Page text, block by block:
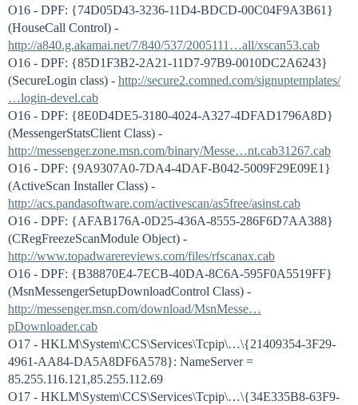
O16 - DPF: {74D05D43-3236-11D4-BDCD-00C04F9A3B61}
(HouseCall Control) -
http://a840.g.akamai.net/7/840/537/2005111…all/xscan53.cab
O16 - DPF: {85D1F3B2-2A21-11D7-97B9-0010DC2A6243}
(SecureLogin class) - http://secure2.comned.com/signuptemplates/
…login-devel.cab
O16 - DPF: {8E0D4DE5-3180-4024-A327-4DFAD1796A8D}
(MessengerStatsClient Class) -
http://messenger.zone.msn.com/binary/Messe…nt.cab31267.cab
O16 - DPF: {9A9307A0-7DA4-4DAF-B042-5009F29E09E1}
(ActiveScan Installer Class) -
http://acs.pandasoftware.com/activescan/as5free/asinst.cab
O16 - DPF: {AFAB176A-0D25-436A-8555-286F6D7AA388}
(CRegFreezeScanModule Object) -
http://www.topadwarereviews.com/files/rfscanax.cab
O16 - DPF: {B38870E4-7ECB-40DA-8C6A-595F0A5519FF}
(MsnMessengerSetupDownloadControl Class) -
http://messenger.msn.com/download/MsnMesse…
pDownloader.cab
O17 - HKLM\System\CCS\Services\Tcpip\…\{21409354-3F29-
4961-AA84-DA5A8DF6A578}: NameServer =
85.255.116.121,85.255.112.69
O17 - HKLM\System\CCS\Services\Tcpip\…\{34E335B8-63F9-